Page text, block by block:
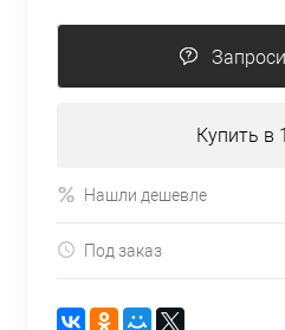
Купить в
Нашли дешевле
Под заказ